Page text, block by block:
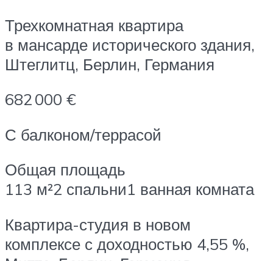
Трехкомнатная квартира
в мансарде исторического здания,
Штеглитц, Берлин, Германия
682 000 €
С балконом/террасой
Общая площадь
113 м²2 спальни1 ванная комната
Квартира-студия в новом
комплексе с доходностью 4,55 %,